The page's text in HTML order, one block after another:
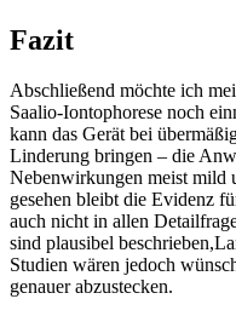
Fazit
Abschließend möchte​ ich
⁣Saalio-Iontophorese noch
kann das Gerät bei
Linderung ‍bringen – die
Nebenwirkungen meist mild
gesehen​ bleibt die Evidenz
auch nicht in‍ allen
⁤sind plausibel
Studien wären jedoch
genauer abzustecken.